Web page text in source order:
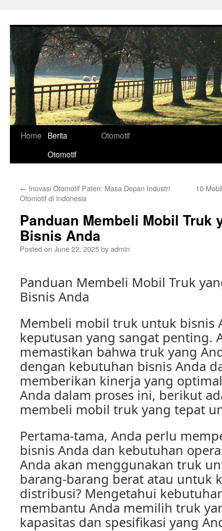
Home
Berita
Otomotif
Otomotif
← Inovasi Otomotif Paten: Masa Depan Industri
Otomotif di Indonesia
10
Panduan Membeli Mobil Truk
Bisnis Anda
Posted on June 22, 2025byadmin
Panduan Membeli Mobil Truk
Bisnis Anda
Membeli mobil truk untuk bisnis
keputusan yang sangat penting.
memastikan bahwa truk yang
dengan kebutuhan bisnis Anda
memberikan kinerja yang
Anda dalam proses ini, berikut
membeli mobil truk yang tepat
Pertama-tama, Anda perlu
bisnis Anda dan kebutuhan
Anda akan menggunakan truk
barang-barang berat atau untuk
distribusi? Mengetahui
membantu Anda memilih truk
kapasitas dan spesifikasi yang